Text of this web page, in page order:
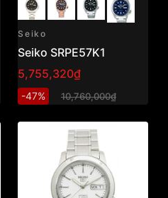
Seiko
Seiko SRPE57K1
5,755,320₫
-47% 10,760,000₫